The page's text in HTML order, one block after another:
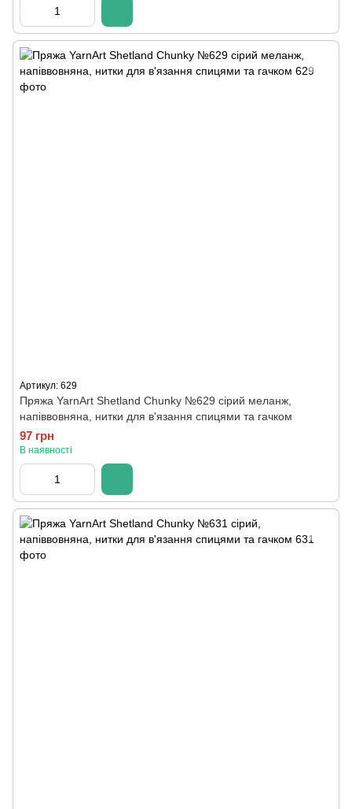
Артикул: 629
Пряжа YarnArt Shetland Chunky №629 сірий меланж,
напіввовняна, нитки для в'язання спицями та гачком
97 грн
В наявності